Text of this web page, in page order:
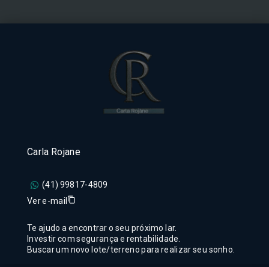
Carla Rojane
(41) 99817-4809
Ver e-mail
Te ajudo a encontrar o seu próximo lar.
Investir com segurança e rentabilidade.
Buscar um novo lote/terreno para realizar seu sonho.